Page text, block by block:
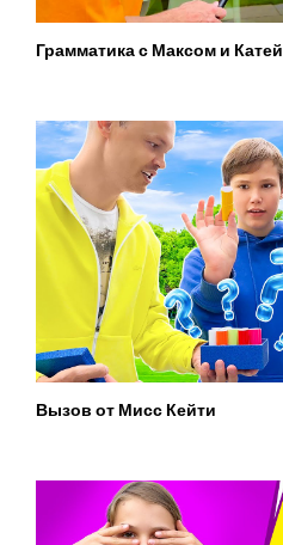
Грамматика с Максом и Катей
Вызов от Мисс Кейти